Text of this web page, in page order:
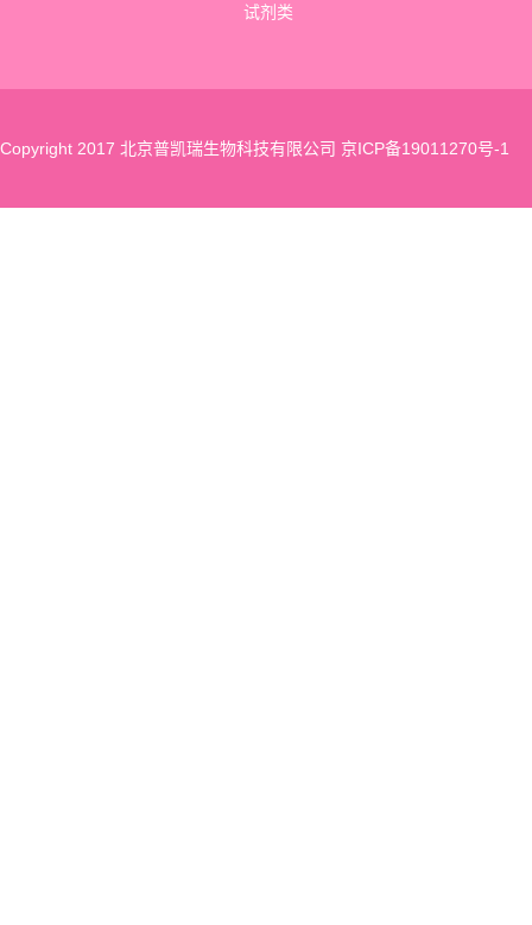
试剂类
Copyright 2017 北京普凯瑞生物科技有限公司 京ICP备19011270号-1